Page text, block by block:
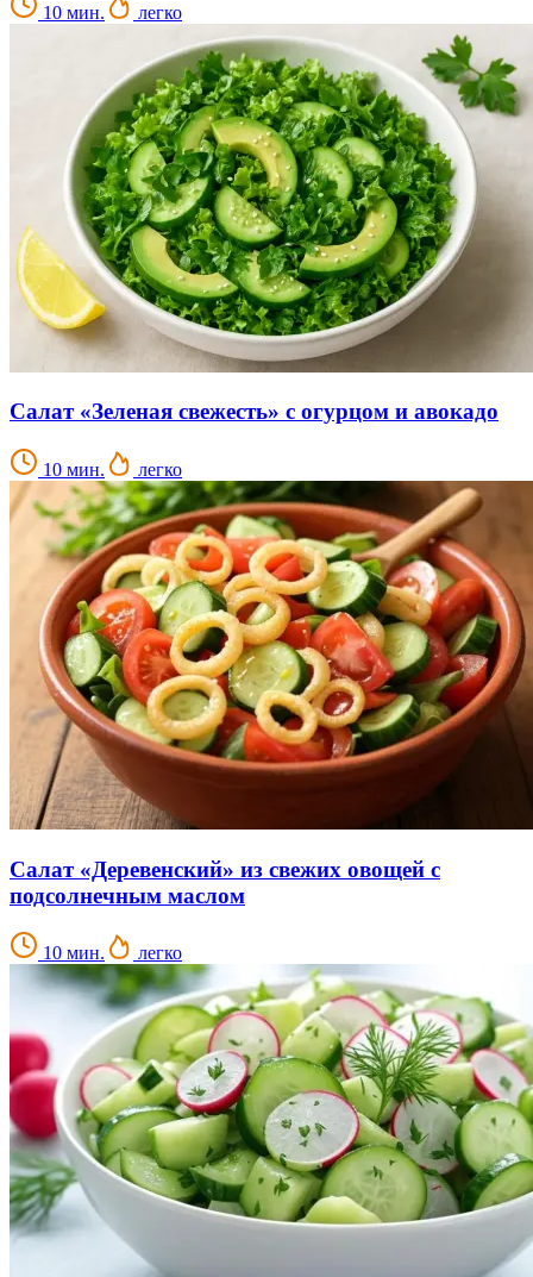
10 мин. легко
Салат «Зеленая свежесть» с огурцом и авокадо
10 мин. легко
Салат «Деревенский» из свежих овощей с
подсолнечным маслом
10 мин. легко